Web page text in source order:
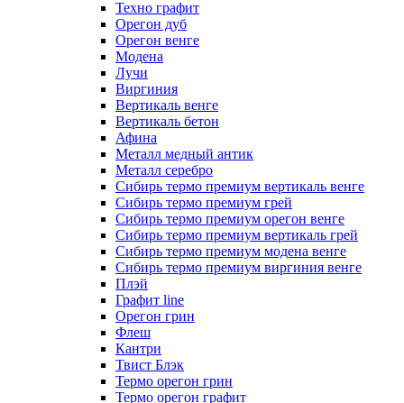
Техно графит
Орегон дуб
Орегон венге
Модена
Лучи
Виргиния
Вертикаль венге
Вертикаль бетон
Афина
Металл медный антик
Металл серебро
Сибирь термо премиум вертикаль венге
Сибирь термо премиум грей
Сибирь термо премиум орегон венге
Сибирь термо премиум вертикаль грей
Сибирь термо премиум модена венге
Сибирь термо премиум виргиния венге
Плэй
Графит line
Орегон грин
Флеш
Кантри
Твист Блэк
Термо орегон грин
Термо орегон графит